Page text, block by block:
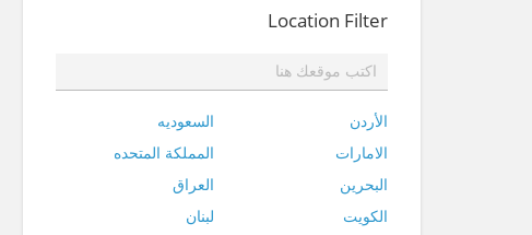
Location Filter
الأردن
السعوديه
الامارات
المملكة المتحده
البحرين
العراق
الكويت
لبنان